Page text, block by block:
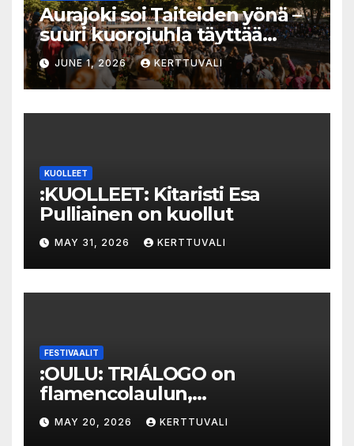
Aurajoki soi Taiteiden yönä –
suuri kuorojuhla täyttää
jokirannan musiikilla
JUNE 1, 2026 KERTTUVALI
KUOLLEET
:KUOLLEET: Kitaristi Esa
Pulliainen on kuollut
MAY 31, 2026 KERTTUVALI
FESTIVAALIT
:OULU: TRIÁLOGO on
flamencolaulun,
elektronisen musiikin ja
hylätyn tilan välinen trialogi
MAY 20, 2026 KERTTUVALI